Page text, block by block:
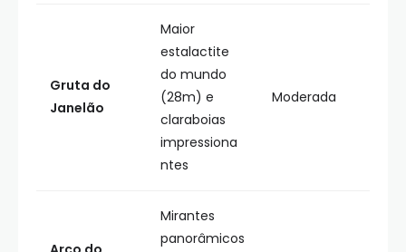
Gruta do
Janelão
Maior
estalactite
do mundo
(28m) e
claraboias
impressiona
ntes
Moderada
Mirantes
panorâmicos